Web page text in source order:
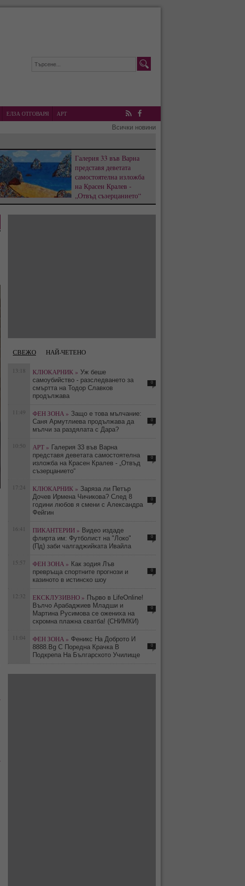
ЕЛЗА ОТГОВАРЯ
АРТ
RSS Facebook
Всички новини
Галерия 33 във Варна
представя деветата
самостоятелна изложба
на Красен Кралев -
„Отвъд съзерцанието“
СВЕЖО НАЙ-ЧЕТЕНО
13:18 КЛЮКАРНИК » Уж беше
самоубийство - разследването за
смъртта на Тодор Славков
продължава
0
11:49 ФЕН ЗОНА » Защо е това мълчание:
Саня Армутлиева продължава да
мълчи за раздялата с Дара?
0
10:50 АРТ » Галерия 33 във Варна
представя деветата самостоятелна
изложба на Красен Кралев - „Отвъд
съзерцанието“
0
17:24 КЛЮКАРНИК » Заряза ли Петър
Дочев Ирмена Чичикова? След 8
години любов я смени с Александра
Фейгин
0
16:41 ПИКАНТЕРИИ » Видео издаде
флирта им: Футболист на "Локо"
(Пд) заби чалгаджийката Ивайла
0
15:57 ФЕН ЗОНА » Как зодия Лъв
превръща спортните прогнози и
казиното в истинско шоу
0
12:32 ЕКСКЛУЗИВНО » Първо в LifeOnline!
Вълчо Арабаджиев Младши и
Мартина Русимова сe oжениха на
скромна плажна сватба! (СНИМКИ)
0
11:04 ФЕН ЗОНА » Феникс На Доброто И
8888.Bg С Поредна Крачка В
Подкрепа На Българското Училище
0